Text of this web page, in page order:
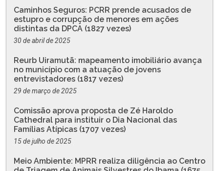
Caminhos Seguros: PCRR prende acusados de
estupro e corrupção de menores em ações
distintas da DPCA (1827 vezes)
30 de abril de 2025
Reurb Uiramutã: mapeamento imobiliário avança
no município com a atuação de jovens
entrevistadores (1817 vezes)
29 de março de 2025
Comissão aprova proposta de Zé Haroldo
Cathedral para instituir o Dia Nacional das
Famílias Atípicas (1707 vezes)
15 de julho de 2025
Meio Ambiente: MPRR realiza diligência ao Centro